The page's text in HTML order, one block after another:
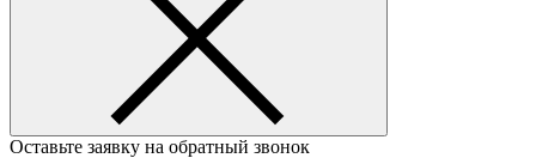
Оставьте заявку на обратный звонок